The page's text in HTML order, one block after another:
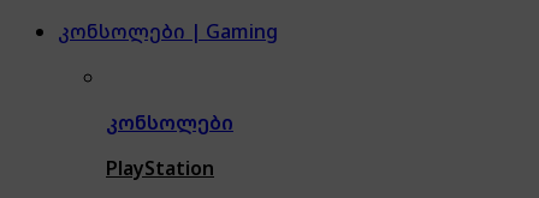
კონსოლები | Gaming
კონსოლები
PlayStation